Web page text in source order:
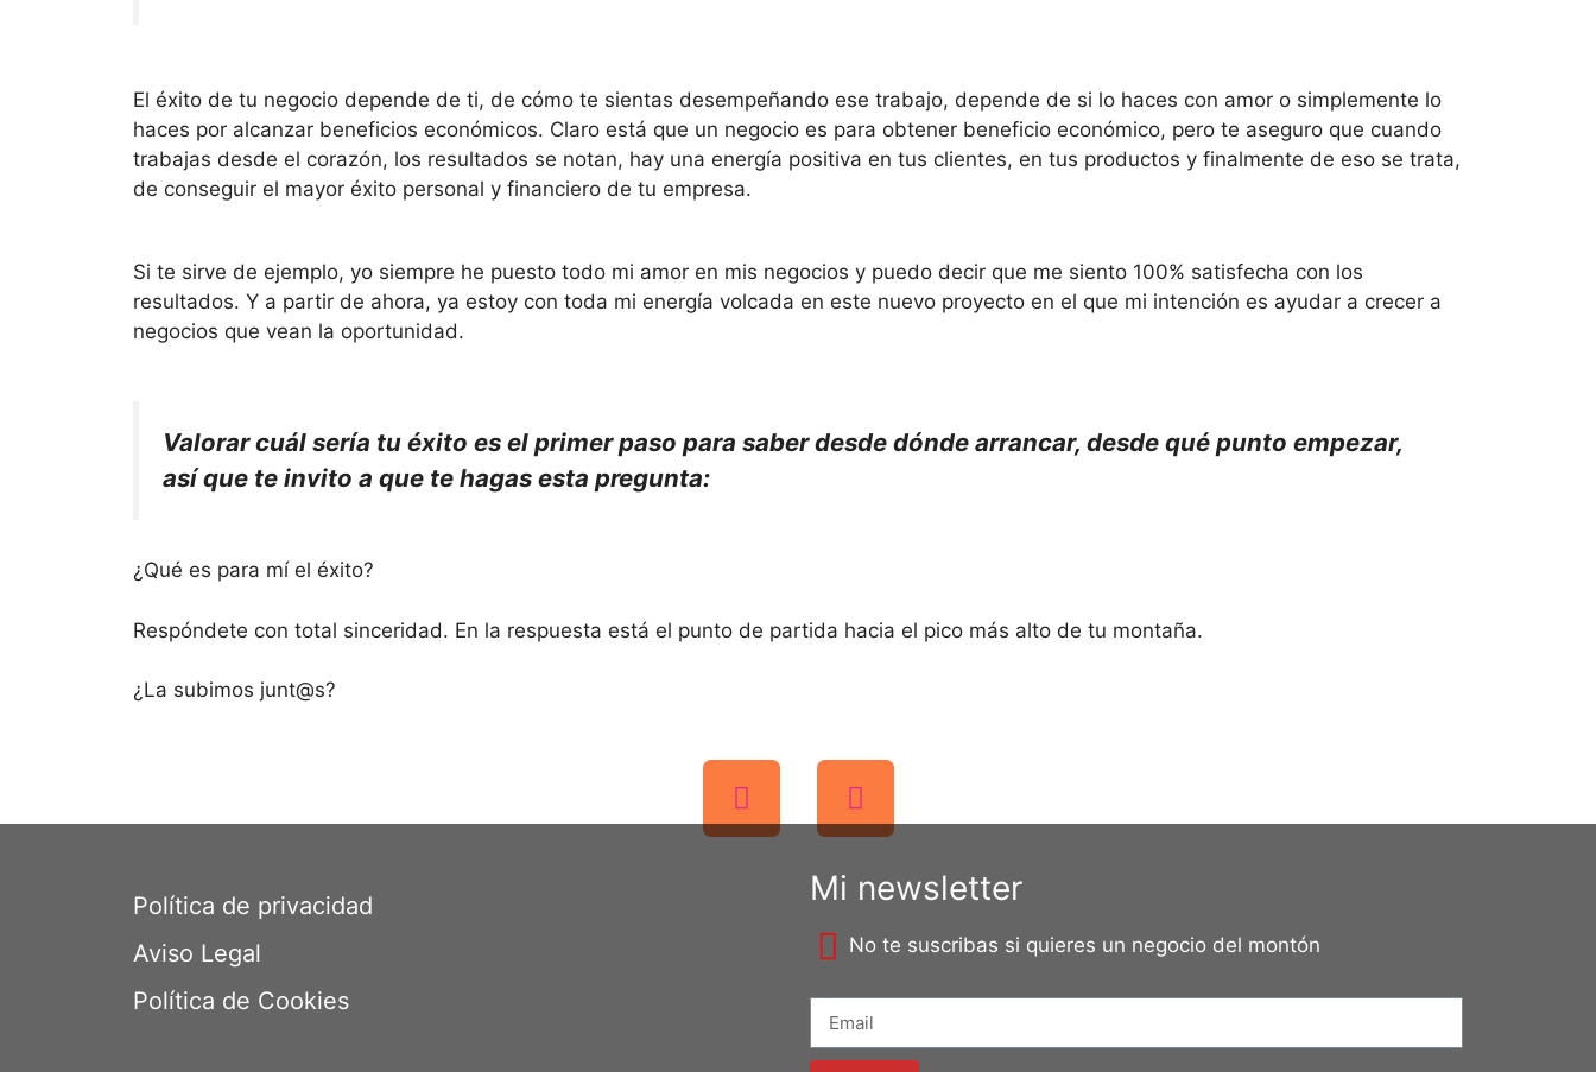
El éxito de tu negocio depende de ti, de cómo te sientas desempeñando ese trabajo, depende de si lo haces con amor o simplemente lo
haces por alcanzar beneficios económicos. Claro está que un negocio es para obtener beneficio económico, pero te aseguro que cuando
trabajas desde el corazón, los resultados se notan, hay una energía positiva en tus clientes, en tus productos y finalmente de eso se trata,
de conseguir el mayor éxito personal y financiero de tu empresa.
Si te sirve de ejemplo, yo siempre he puesto todo mi amor en mis negocios y puedo decir que me siento 100% satisfecha con los
resultados. Y a partir de ahora, ya estoy con toda mi energía volcada en este nuevo proyecto en el que mi intención es ayudar a crecer a
negocios que vean la oportunidad.
Valorar cuál sería tu éxito es el primer paso para saber desde dónde arrancar, desde qué punto empezar,
así que te invito a que te hagas esta pregunta:
¿Qué es para mí el éxito?
Respóndete con total sinceridad. En la respuesta está el punto de partida hacia el pico más alto de tu montaña.
¿La subimos junt@s?
Política de privacidad
Aviso Legal
Política de Cookies
Mi newsletter
No te suscribas si quieres un negocio del montón